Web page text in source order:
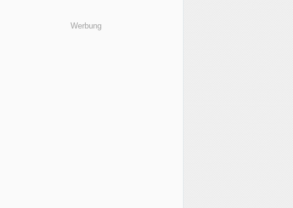
Werbung